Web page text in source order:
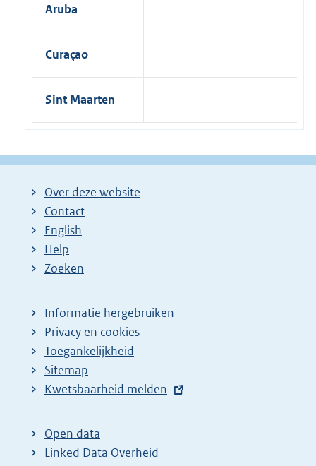
Aruba
Curaçao
Sint Maarten
Over deze website
Contact
English
Help
Zoeken
Informatie hergebruiken
Privacy en cookies
Toegankelijkheid
Sitemap
E
t
e
Kwetsbaarheid melden
Open data
Linked Data Overheid